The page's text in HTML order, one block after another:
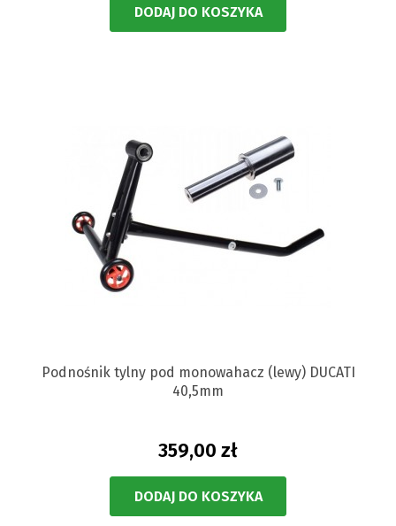
DODAJ DO KOSZYKA
Podnośnik tylny pod monowahacz (lewy) DUCATI
40,5mm
359,00 zł
DODAJ DO KOSZYKA